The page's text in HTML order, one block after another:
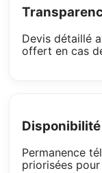
Devis détaillé
offert en cas
Disponibilité
Permanence
priorisées